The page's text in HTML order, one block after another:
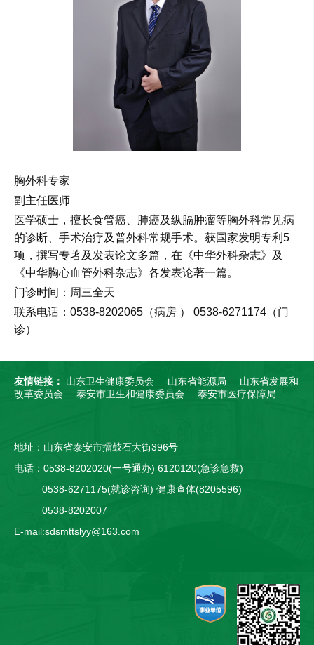
胸外科专家
副主任医师
医学硕士，擅长食管癌、肺癌及纵膈肿瘤等胸外科常见病
的诊断、手术治疗及普外科常规手术。获国家发明专利 5
项，撰写专著及发表论文多篇，在《中华外科杂志》及
《中华胸心血管外科杂志》各发表论著一篇。
门诊时间：周三全天
联系电话： 0538-8202065（病房 ） 0538-6271174（门
诊）
友情链接： 山东卫生健康委员会 山东省能源局
山东省发展和
改革委员会
泰安市卫生和健康委员会 泰安市医疗保障局
地址：山东省泰安市擂鼓石大街396号
电话：0538-8202020(一号通办) 6120120(急诊急救)
0538-6271175(就诊咨询) 健康查体(8205596)
0538-8202007
E-mail:sdsmttslyy@163.com